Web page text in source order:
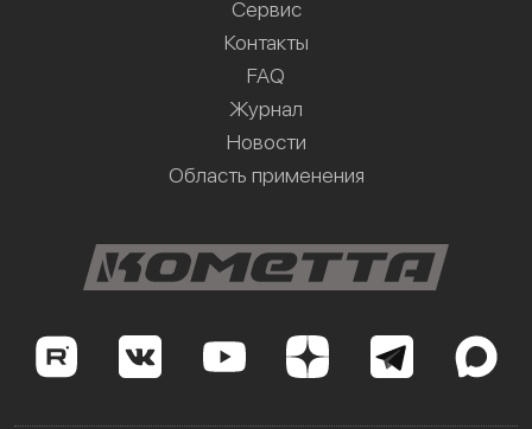
Сервис
Контакты
FAQ
Журнал
Новости
Область применения